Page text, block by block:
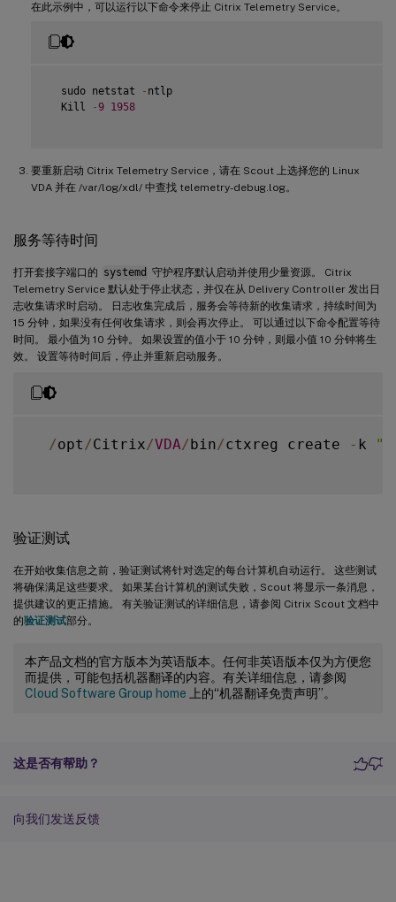
在此示例中，可以运行以下命令来停止 Citrix Telemetry Service。
  sudo netstat
- ntlp
  Kill
- 9 1958
要重新启动 Citrix Telemetry Service，请在 Scout 上选择您的 Linux
VDA 并在 /var/log/xdl/ 中查找 telemetry-debug.log。
服务等待时间
打开套接字端口的 systemd 守护程序默认启动并使用少量资源。 Citrix
Telemetry Service 默认处于停止状态，并仅在从 Delivery Controller 发出日
志收集请求时启动。 日志收集完成后，服务会等待新的收集请求，持续时间为
15 分钟，如果没有任何收集请求，则会再次停止。 可以通过以下命令配置等待
时间。 最小值为 10 分钟。 如果设置的值小于 10 分钟，则最小值 10 分钟将生
效。 设置等待时间后，停止并重新启动服务。
/opt/Citrix/VDA/ bin/ctxreg create - k
验证测试
在开始收集信息之前，验证测试将针对选定的每台计算机自动运行。 这些测试
将确保满足这些要求。 如果某台计算机的测试失败，Scout 将显示一条消息，
提供建议的更正措施。 有关验证测试的详细信息，请参阅 Citrix Scout 文档中
的验证测试部分。
本产品文档的官方版本为英语版本。任何非英语版本仅为方便您
而提供，可能包括机器翻译的内容。有关详细信息，请参阅
Cloud Software Group home 上的“机器翻译免责声明”。
这是否有帮助？
向我们发送反馈